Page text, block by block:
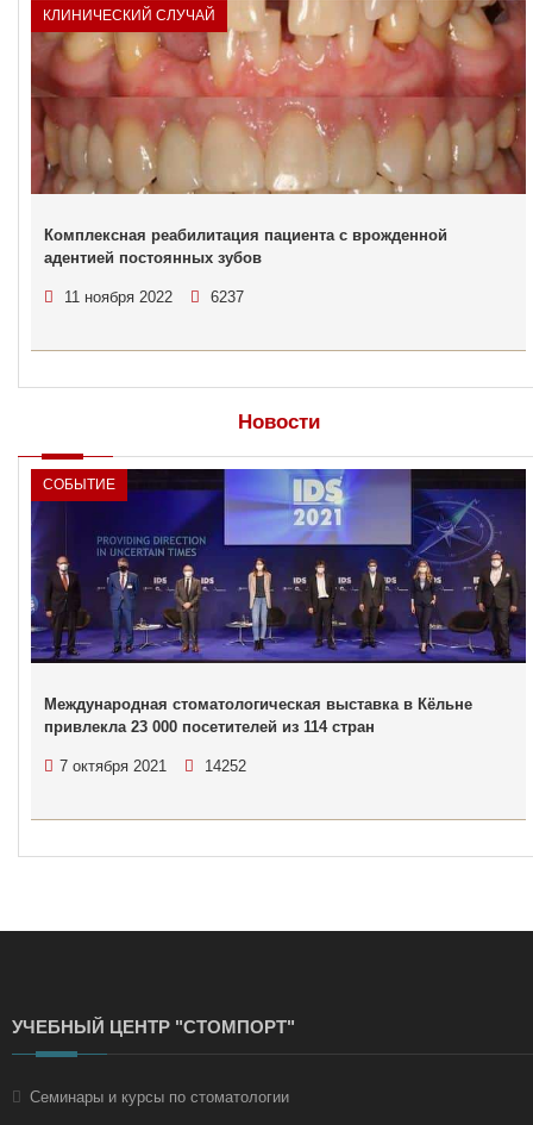
КЛИНИЧЕСКИЙ СЛУЧАЙ
Комплексная реабилитация пациента с врожденной
адентией постоянных зубов
11 ноября 2022 6237
Новости
СОБЫТИЕ
Международная стоматологическая выставка в Кёльне
привлекла 23 000 посетителей из 114 стран
7 октября 2021 14252
УЧЕБНЫЙ ЦЕНТР "СТОМПОРТ"
Семинары и курсы по стоматологии